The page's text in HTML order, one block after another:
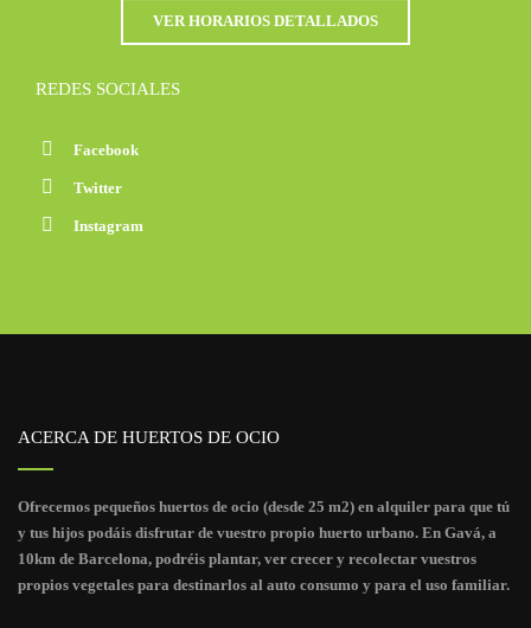
VER HORARIOS DETALLADOS
REDES SOCIALES
Facebook
Twitter
Instagram
ACERCA DE HUERTOS DE OCIO
Ofrecemos pequeños huertos de ocio (desde 25 m2) en alquiler para que tú
y tus hijos podáis disfrutar de vuestro propio huerto urbano. En Gavá, a
10km de Barcelona, podréis plantar, ver crecer y recolectar vuestros
propios vegetales para destinarlos al auto consumo y para el uso familiar.